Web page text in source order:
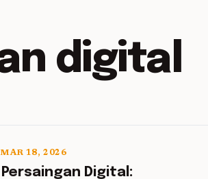
digital
5 min read
MAR 18, 2026
Digital: